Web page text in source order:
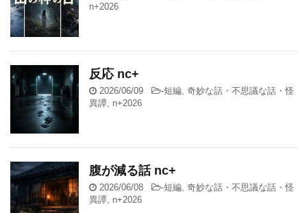
n+2026
反応 nc+
2026/06/09 -短編, 奇妙な話・不思議な話・怪
異譚, n+2026
腹が減る話 nc+
2026/06/08 -短編, 奇妙な話・不思議な話・怪
異譚, n+2026